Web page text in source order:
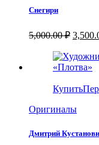
Снегири
5,000.00 ₽
Купить
Оригиналы
Дмитрий